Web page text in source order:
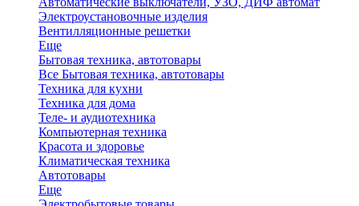
Электроустановочные изделия
Вентилляционные решетки
Еще
Бытовая техника, автотовары
Все Бытовая техника, автотовары
Техника для кухни
Техника для дома
Теле- и аудиотехника
Компьютерная техника
Красота и здоровье
Климатическая техника
Автотовары
Еще